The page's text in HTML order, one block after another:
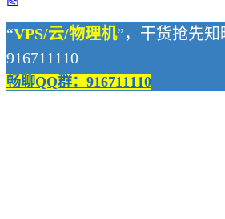
“VPS/云/物理机”，干货抢先知
916711110
畅聊QQ群：916711110